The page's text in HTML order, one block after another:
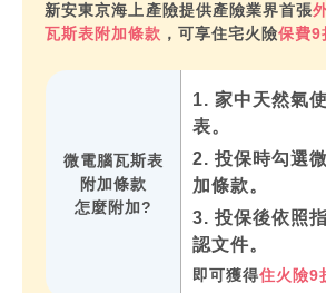
新安東京海上產險提供產險業界首張
瓦斯表附加條款 ，可享住宅火險保費9
微電腦瓦斯表
附加條款
怎麼附加?
1. 家中天然氣
表。
2. 投保時勾選
加條款。
3. 投保後依照
認文件。
即可獲得住火險9